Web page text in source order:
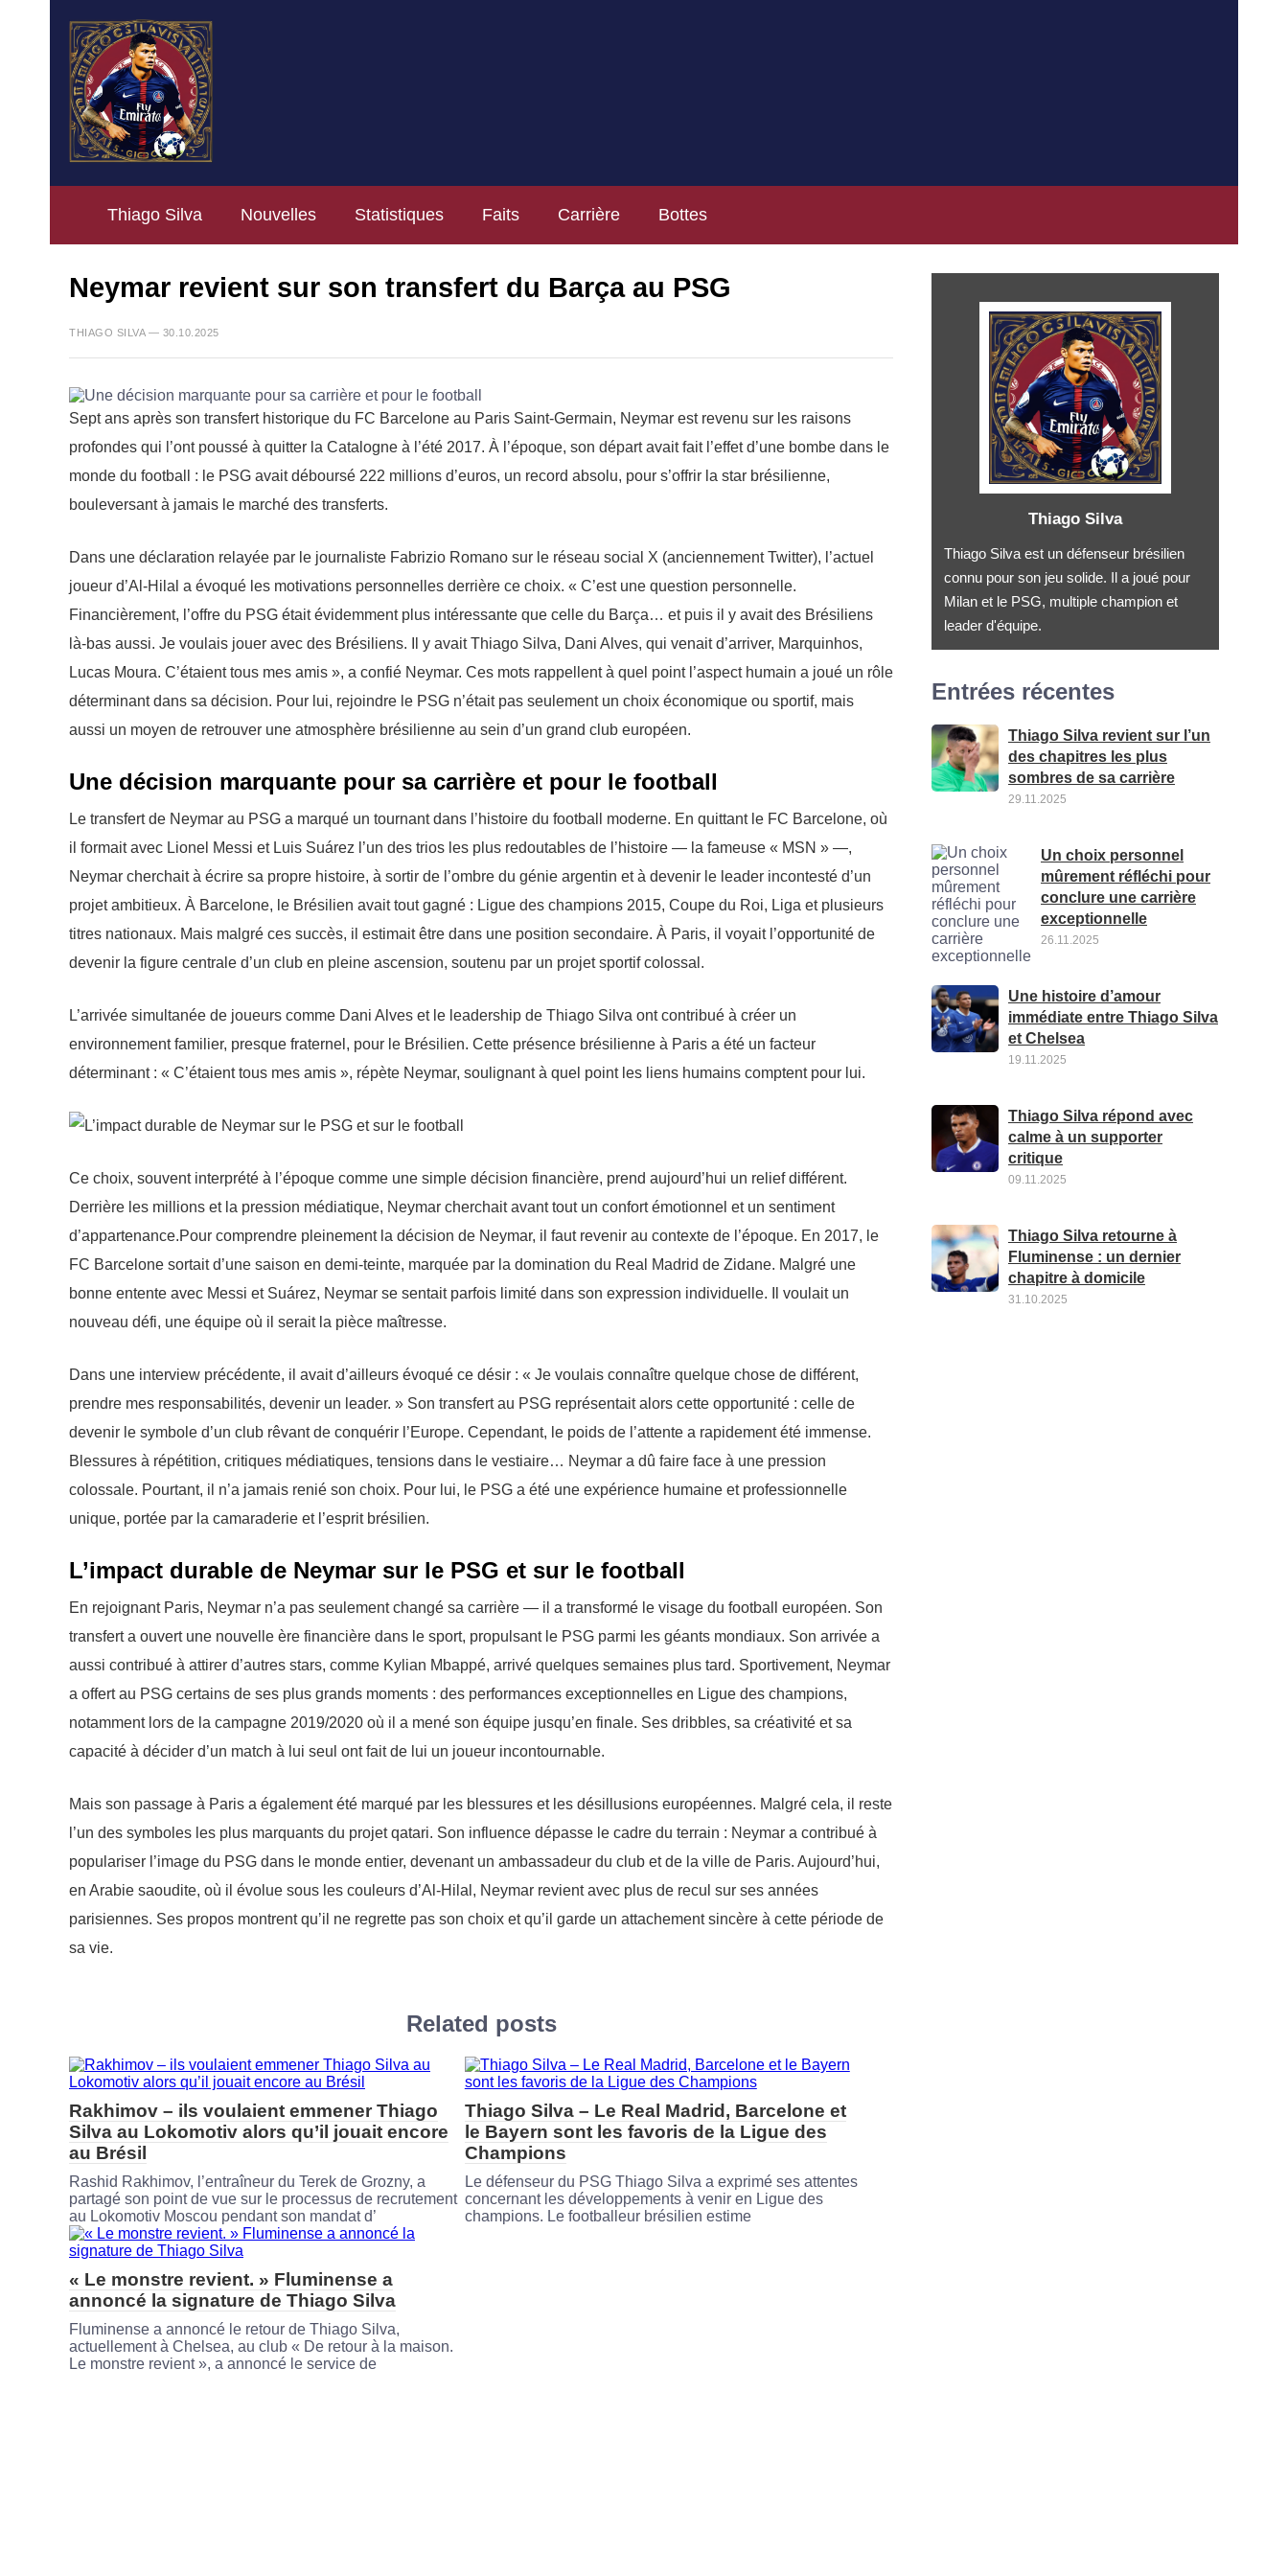
Thiago Silva Nouvelles Statistiques Faits Carrière Bottes
Neymar revient sur son transfert du Barça au PSG
THIAGO SILVA — 30.10.2025
Sept ans après son transfert historique du FC Barcelone au Paris Saint-Germain, Neymar est revenu sur les raisons
profondes qui l’ont poussé à quitter la Catalogne à l’été 2017. À l’époque, son départ avait fait l’effet d’une bombe dans le
monde du football : le PSG avait déboursé 222 millions d’euros, un record absolu, pour s’offrir la star brésilienne,
bouleversant à jamais le marché des transferts.
Dans une déclaration relayée par le journaliste Fabrizio Romano sur le réseau social X (anciennement Twitter), l’actuel
joueur d’Al-Hilal a évoqué les motivations personnelles derrière ce choix. « C’est une question personnelle.
Financièrement, l’offre du PSG était évidemment plus intéressante que celle du Barça… et puis il y avait des Brésiliens
là-bas aussi. Je voulais jouer avec des Brésiliens. Il y avait Thiago Silva, Dani Alves, qui venait d’arriver, Marquinhos,
Lucas Moura. C’étaient tous mes amis », a confié Neymar. Ces mots rappellent à quel point l’aspect humain a joué un rôle
déterminant dans sa décision. Pour lui, rejoindre le PSG n’était pas seulement un choix économique ou sportif, mais
aussi un moyen de retrouver une atmosphère brésilienne au sein d’un grand club européen.
Une décision marquante pour sa carrière et pour le football
Le transfert de Neymar au PSG a marqué un tournant dans l’histoire du football moderne. En quittant le FC Barcelone, où
il formait avec Lionel Messi et Luis Suárez l’un des trios les plus redoutables de l’histoire — la fameuse « MSN » —,
Neymar cherchait à écrire sa propre histoire, à sortir de l’ombre du génie argentin et à devenir le leader incontesté d’un
projet ambitieux. À Barcelone, le Brésilien avait tout gagné : Ligue des champions 2015, Coupe du Roi, Liga et plusieurs
titres nationaux. Mais malgré ces succès, il estimait être dans une position secondaire. À Paris, il voyait l’opportunité de
devenir la figure centrale d’un club en pleine ascension, soutenu par un projet sportif colossal.
L’arrivée simultanée de joueurs comme Dani Alves et le leadership de Thiago Silva ont contribué à créer un
environnement familier, presque fraternel, pour le Brésilien. Cette présence brésilienne à Paris a été un facteur
déterminant : « C’étaient tous mes amis », répète Neymar, soulignant à quel point les liens humains comptent pour lui.
Ce choix, souvent interprété à l’époque comme une simple décision financière, prend aujourd’hui un relief différent.
Derrière les millions et la pression médiatique, Neymar cherchait avant tout un confort émotionnel et un sentiment
d’appartenance.Pour comprendre pleinement la décision de Neymar, il faut revenir au contexte de l’époque. En 2017, le
FC Barcelone sortait d’une saison en demi-teinte, marquée par la domination du Real Madrid de Zidane. Malgré une
bonne entente avec Messi et Suárez, Neymar se sentait parfois limité dans son expression individuelle. Il voulait un
nouveau défi, une équipe où il serait la pièce maîtresse.
Dans une interview précédente, il avait d’ailleurs évoqué ce désir : « Je voulais connaître quelque chose de différent,
prendre mes responsabilités, devenir un leader. » Son transfert au PSG représentait alors cette opportunité : celle de
devenir le symbole d’un club rêvant de conquérir l’Europe. Cependant, le poids de l’attente a rapidement été immense.
Blessures à répétition, critiques médiatiques, tensions dans le vestiaire… Neymar a dû faire face à une pression
colossale. Pourtant, il n’a jamais renié son choix. Pour lui, le PSG a été une expérience humaine et professionnelle
unique, portée par la camaraderie et l’esprit brésilien.
L’impact durable de Neymar sur le PSG et sur le football
En rejoignant Paris, Neymar n’a pas seulement changé sa carrière — il a transformé le visage du football européen. Son
transfert a ouvert une nouvelle ère financière dans le sport, propulsant le PSG parmi les géants mondiaux. Son arrivée a
aussi contribué à attirer d’autres stars, comme Kylian Mbappé, arrivé quelques semaines plus tard. Sportivement, Neymar
a offert au PSG certains de ses plus grands moments : des performances exceptionnelles en Ligue des champions,
notamment lors de la campagne 2019/2020 où il a mené son équipe jusqu’en finale. Ses dribbles, sa créativité et sa
capacité à décider d’un match à lui seul ont fait de lui un joueur incontournable.
Mais son passage à Paris a également été marqué par les blessures et les désillusions européennes. Malgré cela, il reste
l’un des symboles les plus marquants du projet qatari. Son influence dépasse le cadre du terrain : Neymar a contribué à
populariser l’image du PSG dans le monde entier, devenant un ambassadeur du club et de la ville de Paris. Aujourd’hui,
en Arabie saoudite, où il évolue sous les couleurs d’Al-Hilal, Neymar revient avec plus de recul sur ses années
parisiennes. Ses propos montrent qu’il ne regrette pas son choix et qu’il garde un attachement sincère à cette période de
sa vie.
Related posts
Rakhimov – ils voulaient emmener Thiago
Silva au Lokomotiv alors qu’il jouait encore
au Brésil
Rashid Rakhimov, l’entraîneur du Terek de Grozny, a
partagé son point de vue sur le processus de recrutement
au Lokomotiv Moscou pendant son mandat d’
Thiago Silva – Le Real Madrid, Barcelone et
le Bayern sont les favoris de la Ligue des
Champions
Le défenseur du PSG Thiago Silva a exprimé ses attentes
concernant les développements à venir en Ligue des
champions. Le footballeur brésilien estime
« Le monstre revient. » Fluminense a
annoncé la signature de Thiago Silva
Fluminense a annoncé le retour de Thiago Silva,
actuellement à Chelsea, au club « De retour à la maison.
Le monstre revient », a annoncé le service de
Thiago Silva
Thiago Silva est un défenseur brésilien
connu pour son jeu solide. Il a joué pour
Milan et le PSG, multiple champion et
leader d'équipe.
Entrées récentes
Thiago Silva revient sur l’un
des chapitres les plus
sombres de sa carrière
29.11.2025
Un choix personnel
mûrement réfléchi pour
conclure une carrière
exceptionnelle
26.11.2025
Une histoire d’amour
immédiate entre Thiago Silva
et Chelsea
19.11.2025
Thiago Silva répond avec
calme à un supporter
critique
09.11.2025
Thiago Silva retourne à
Fluminense : un dernier
chapitre à domicile
31.10.2025